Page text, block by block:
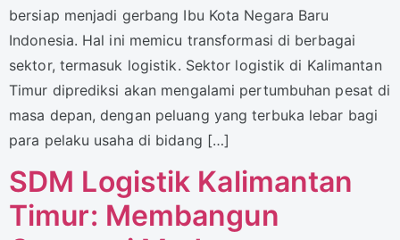
bersiap menjadi gerbang Ibu Kota Negara Baru
Indonesia. Hal ini memicu transformasi di berbagai
sektor, termasuk logistik. Sektor logistik di Kalimantan
Timur diprediksi akan mengalami pertumbuhan pesat di
masa depan, dengan peluang yang terbuka lebar bagi
para pelaku usaha di bidang […]
SDM Logistik Kalimantan
Timur: Membangun